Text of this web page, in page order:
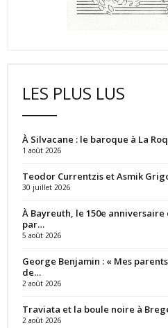
LES PLUS LUS
À Silvacane : le baroque à La
1 août 2026
Teodor Currentzis et Asmik
30 juillet 2026
À Bayreuth, le 150e
par…
5 août 2026
George Benjamin : « Mes
de…
2 août 2026
Traviata et la boule noire à
2 août 2026